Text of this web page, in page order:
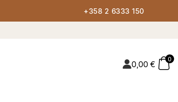
+358 2 6333 150
0,00 €
0